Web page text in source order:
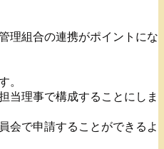
理組合の連携がポイントにな
。
当理事で構成することにしま
会で申請することができるよ